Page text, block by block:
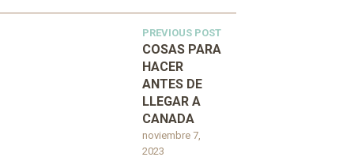
PREVIOUS POST
noviembre 7,
2023
COSAS PARA
HACER
ANTES DE
LLEGAR A
CANADA